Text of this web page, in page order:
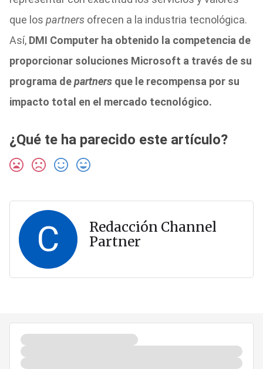
que los partnersofrecen a la industria tecnológica.
Así, DMI Computer ha obtenido la competencia de
proporcionar soluciones Microsoft a través de su
programa departnersque le recompensa por su
impacto total en el mercado tecnológico.
¿Qué te ha parecido este artículo?
C
Redacción Channel
Partner